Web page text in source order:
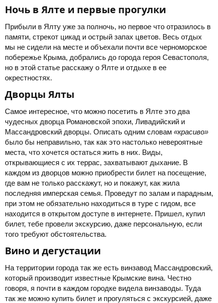
Ночь в Ялте и первые прогулки​
Прибыли в Ялту уже за полночь, но первое что отразилось в
памяти, стрекот цикад и острый запах цветов. Весь отдых
мы не сидели на месте и объехали почти все черноморское
побережье Крыма, добрались до города героя Севастополя,
но в этой статье расскажу о Ялте и отдыхе в ее
окрестностях.
Дворцы Ялты​
Самое интересное, что можно посетить в Ялте это два
чудесных дворца Романовской эпохи, Ливадийский и
Массандровский дворцы. Описать одним словам «красиво»
было бы неправильно, так как это настолько невероятные
места, что хочется остаться жить в них. Виды,
открывающиеся с их террас, захватывают дыхание. В
каждом из дворцов можно приобрести билет на посещение,
где вам не только расскажут, но и покажут, как жила
последняя имперская семья. Проведут по залам и парадным,
при этом не обязательно находиться в туре с гидом, все
находится в открытом доступе в интернете. Пришел, купил
билет, тебе провели экскурсию, даже персональную, если
того требуют обстоятельства.
Вино и дегустации​
На территории города так же есть винзавод Массандровский,
который производит известные Крымские вина. Честно
говоря, я почти в каждом городке видела винзаводы. Туда
так же можно купить билет и прогуляться с экскурсией, даже